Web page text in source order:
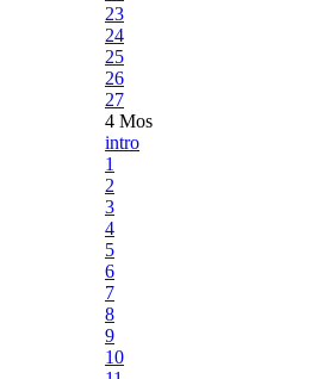
23
24
25
26
27
4 Mos
intro
1
2
3
4
5
6
7
8
9
10